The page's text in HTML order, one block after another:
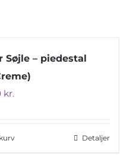
Søjle – piedestal
kr.
Detaljer